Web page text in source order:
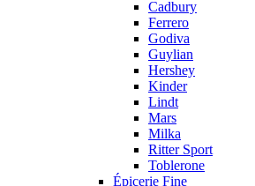
Cadbury
Ferrero
Godiva
Guylian
Hershey
Kinder
Lindt
Mars
Milka
Ritter Sport
Toblerone
Épicerie Fine